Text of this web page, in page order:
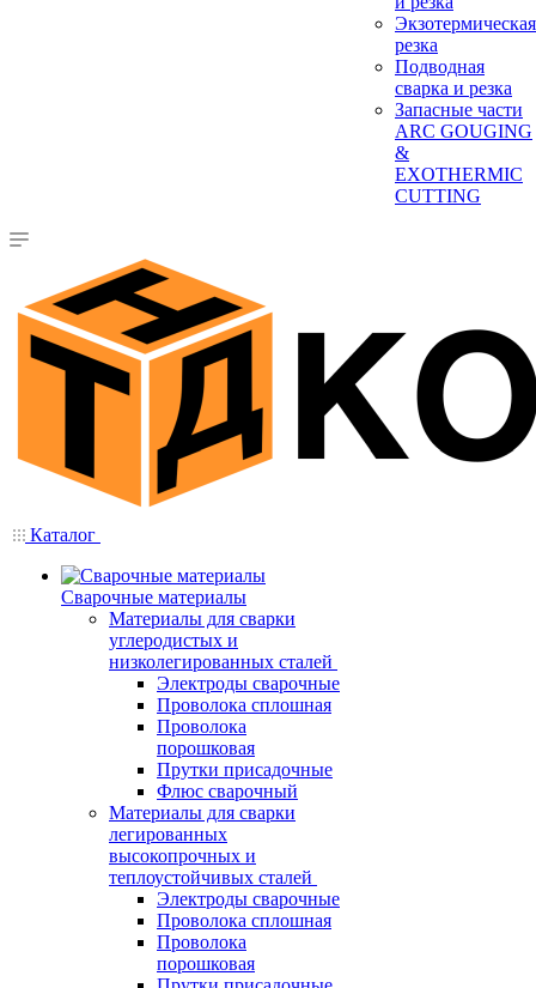
Экзотермическая
резка
Подводная
сварка и резка
Запасные части
ARC GOUGING
&
EXOTHERMIC
CUTTING
Каталог
Сварочные материалы
Материалы для сварки
углеродистых и
низколегированных сталей
Электроды сварочные
Проволока сплошная
Проволока
порошковая
Прутки присадочные
Флюс сварочный
Материалы для сварки
легированных
высокопрочных и
теплоустойчивых сталей
Электроды сварочные
Проволока сплошная
Проволока
порошковая